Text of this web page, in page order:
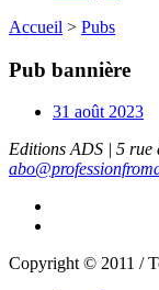
Accueil > Pubs
Pub bannière
31 août 2023
Editions ADS | 5 rue
Copyright © 2011 /